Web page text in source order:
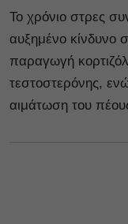
Το χρόνιο στρες
αυξημένο κίνδυνο
παραγωγή
τεστοστερόνης,
αιμάτωση του